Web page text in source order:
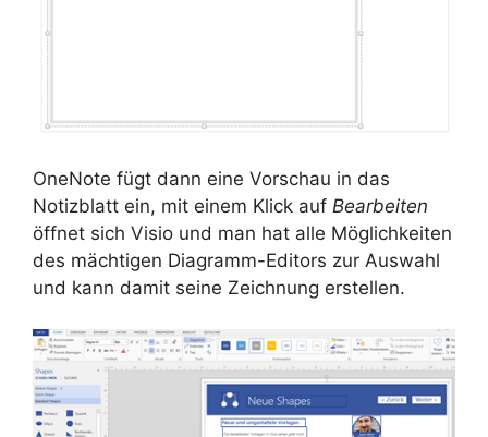
OneNote fügt dann eine Vorschau in das
Notizblatt ein, mit einem Klick auf Bearbeiten
öffnet sich Visio und man hat alle Möglichkeiten
des mächtigen Diagramm-Editors zur Auswahl
und kann damit seine Zeichnung erstellen.